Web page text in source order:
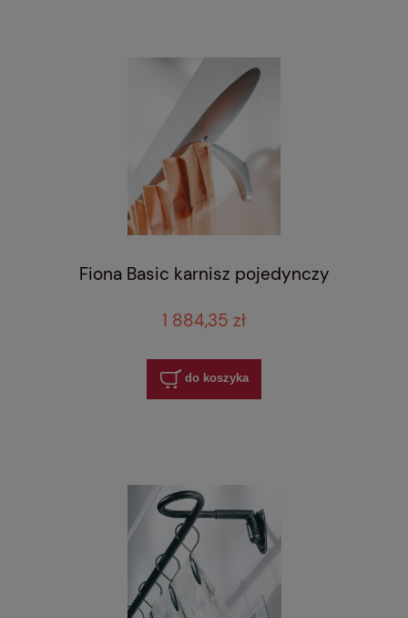
Fiona Basic karnisz pojedynczy
1 884,35 zł
do koszyka